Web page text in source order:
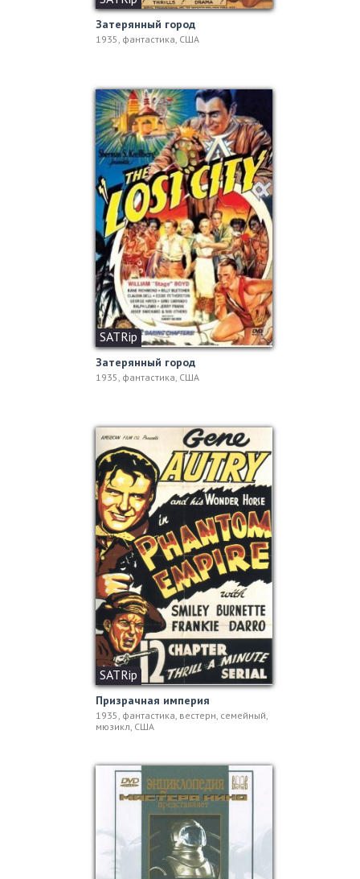
Затерянный город
1935, фантастика, США
SATRip
Затерянный город
1935, фантастика, США
SATRip
Призрачная империя
1935, фантастика, вестерн, семейный,
мюзикл, США